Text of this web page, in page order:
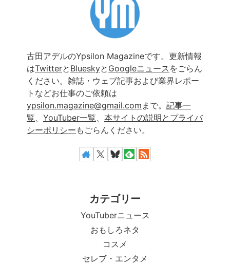
古田アデルのYpsilon Magazineです。更新情報
はTwitterと Blueskyと Googleニュース をごらん
ください。雑誌・ウェブ記事および業界レポー
トなどお仕事のご依頼は
ypsilon.magazine@gmail.com まで。 記事一
覧
YouTuber一覧
本サイトの説明とプライバ
シーポリシー もごらんください。
カテゴリー
YouTuberニュース
おもしろネタ
コスメ
セレブ・エンタメ